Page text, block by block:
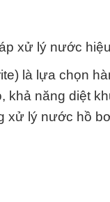
xử lý nước
là lựa chọn
năng diệt
lý nước hồ